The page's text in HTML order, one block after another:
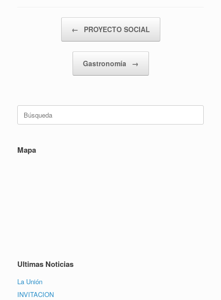
← PROYECTO SOCIAL
Gastronomía →
Mapa
Ultimas Noticias
La Unión
INVITACION